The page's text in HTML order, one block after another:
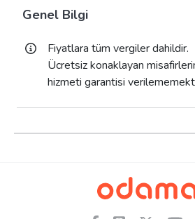
Genel Bilgi
Fiyatlara tüm vergiler dahildir.
Ücretsiz konaklayan
hizmeti garantisi